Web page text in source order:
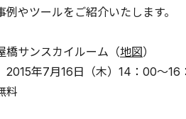
例やツールをご紹介いたします。
橋サンスカイルーム（地図）
2015年7月16日（木）14：00～16
料